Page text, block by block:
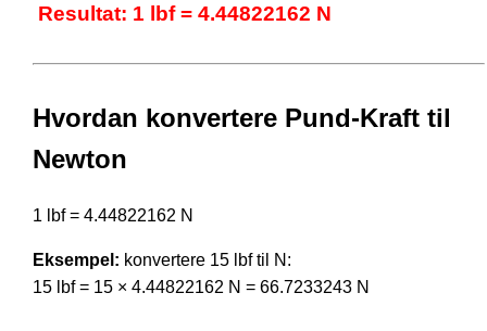
Resultat: 1 lbf = 4.44822162 N
Hvordan konvertere Pund-Kraft til
Newton
1 lbf = 4.44822162 N
Eksempel: konvertere 15 lbf til N:
15 lbf = 15 × 4.44822162 N = 66.7233243 N